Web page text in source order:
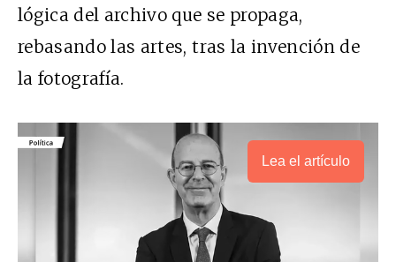
lógica del archivo que se propaga,
rebasando las artes, tras la invención de
la fotografía.
Lea el artículo